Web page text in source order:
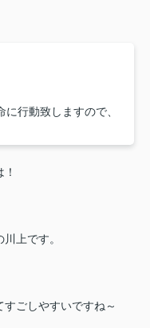
行動致しますので、
上です。
ごしやすいですね～